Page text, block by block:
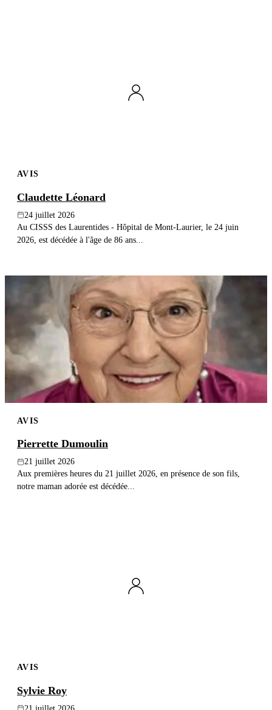
AVIS
Claudette Léonard
24 juillet 2026
Au CISSS des Laurentides - Hôpital de Mont-Laurier, le 24 juin
2026, est décédée à l'âge de 86 ans...
AVIS
Pierrette Dumoulin
21 juillet 2026
Aux premières heures du 21 juillet 2026, en présence de son fils,
notre maman adorée est décédée...
AVIS
Sylvie Roy